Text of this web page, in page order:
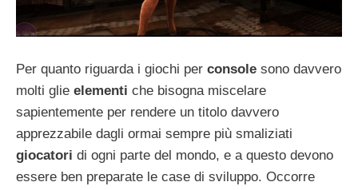
Per quanto riguarda i giochi per console sono davvero
molti glie elementi che bisogna miscelare
sapientemente per rendere un titolo davvero
apprezzabile dagli ormai sempre più smaliziati
giocatori di ogni parte del mondo, e a questo devono
essere ben preparate le case di sviluppo. Occorre